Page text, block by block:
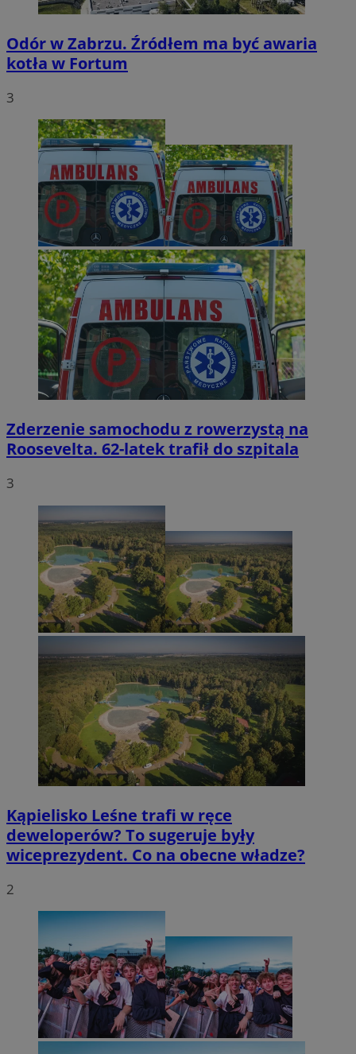
Odór w Zabrzu. Źródłem ma być awaria
kotła w Fortum
3
Zderzenie samochodu z rowerzystą na
Roosevelta. 62-latek trafił do szpitala
3
Kąpielisko Leśne trafi w ręce
deweloperów? To sugeruje były
wiceprezydent. Co na obecne władze?
2